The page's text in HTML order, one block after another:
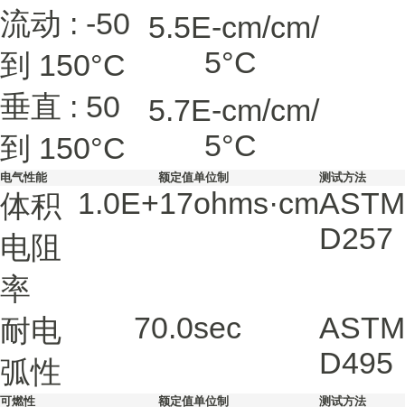
流动 : -50
到 150°C
5.5E-
5
cm/cm/
°C
垂直 : 50
到 150°C
5.7E-
5
cm/cm/
°C
电气性能 额定值单位制 测试方法
体积
电阻
率
1.0E+17ohms·cmASTM
D257
耐电
弧性
70.0sec
ASTM
D495
可燃性 额定值单位制 测试方法